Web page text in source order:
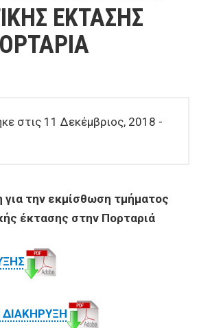
ΕΚΤΑΣΗΣ
στις 11 Δεκέμβριος, 2018 -
για την εκμίσθωση τμήματος
έκτασης στην Πορταριά
ΔΙΑΚΗΡΥΞΗ